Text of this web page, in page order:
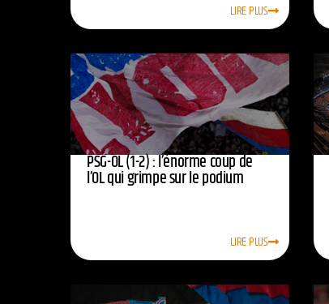
LIRE PLUS
PSG-OL (1-2) : l’énorme coup de
l’OL qui grimpe sur le podium
LIRE PLUS